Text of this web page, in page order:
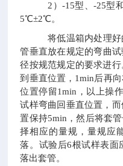
2）-15型、-25型和
5℃±2℃。
将低温箱内处理好的
管垂直放在规定的弯曲
径按规范规定的要求进
到垂直位置，1min后再
位置停留1min，以上操
试样弯曲回垂直位置，
置保持5min，然后将套
择相应的量规，量规应
落。试验后6根试样表面
落出套管。